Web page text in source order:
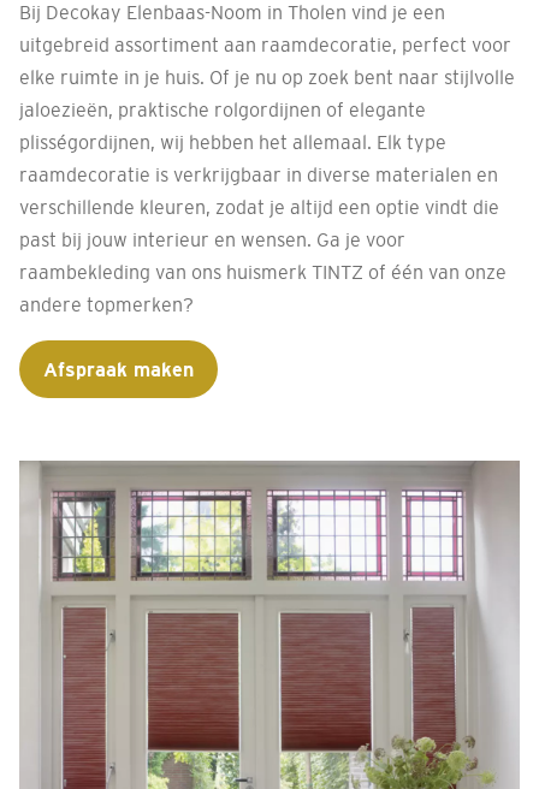
Bij Decokay Elenbaas-Noom in Tholen vind je een
uitgebreid assortiment aan raamdecoratie, perfect voor
elke ruimte in je huis. Of je nu op zoek bent naar stijlvolle
jaloezieën, praktische rolgordijnen of elegante
plisségordijnen, wij hebben het allemaal. Elk type
raamdecoratie is verkrijgbaar in diverse materialen en
verschillende kleuren, zodat je altijd een optie vindt die
past bij jouw interieur en wensen. Ga je voor
raambekleding van ons huismerk TINTZ of één van onze
andere topmerken?
Afspraak maken